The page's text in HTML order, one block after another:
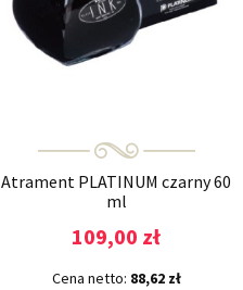
Atrament PLATINUM czarny 60
ml
109,00 zł
Cena netto: 88,62 zł